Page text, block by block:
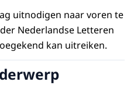
uitnodigen naar voren te
Nederlandse Letteren
kan uitreiken.